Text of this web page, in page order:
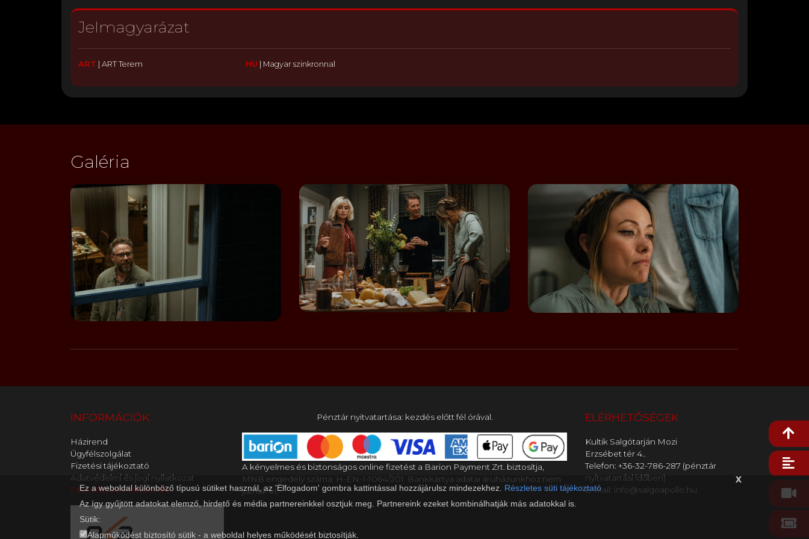
Jelmagyarázat
ART | ART Terem HU | Magyar szinkronnal
Galéria
x
Ez a weboldal különböző típusú sütiket használ, az 'Elfogadom' gombra kattintással hozzájárulsz mindezekhez. Részletes süti tájékoztató
Az így gyűjtött adatokat elemző, hirdető és média partnereinkkel osztjuk meg. Partnereink ezeket kombinálhatják más adatokkal is.
Sütik:
Alapműködést biztosító sütik - a weboldal helyes működését biztosítják.
INFORMÁCIÓK
Házirend
Ügyfélszolgálat
Fizetési tájékoztató
Adatvédelmi és jogi nyilatkozat
Feliratkozás hírlevélre
Pénztár nyitvatartása: kezdés előtt fél órával.
A kényelmes és biztonságos online fizetést a Barion Payment Zrt. biztosítja,
MNB engedély száma: H-EN-I-1064/201. Bankkártya adatai áruházunkhoz nem
jutnak el.
ELÉRHETŐSÉGEK
Kultik Salgótarján Mozi
Erzsébet tér 4..
Telefon: +36-32-786-287 (pénztár
nyitvatartási időben)
E-mail: info@salgoapollo.hu